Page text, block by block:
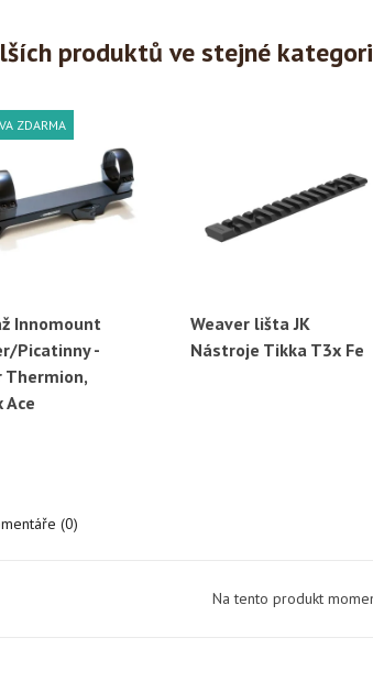
produktů ve stejné
ZDARMA
Rychlý náhled
Innomount
Picatinny -
Thermion,
Ace
Rychlý náhled
Weaver lišta JK
Nástroje Tikka T3x Fe
(0)
Na tento produkt